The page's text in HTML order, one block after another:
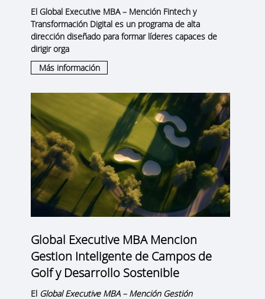
El Global Executive MBA – Mención Fintech y
Transformación Digital es un programa de alta
dirección diseñado para formar líderes capaces de
dirigir orga
Más información
Global Executive MBA Mencion
Gestion Inteligente de Campos de
Golf y Desarrollo Sostenible
El Global Executive MBA – Mención Gestión